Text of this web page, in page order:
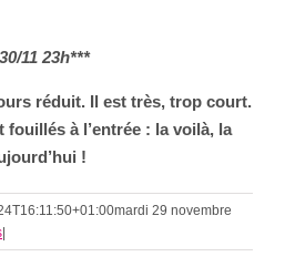
11 23h***
réduit. Il est très, trop court.
à l’entrée : la voilà, la
!
mardi 29 novembre
|